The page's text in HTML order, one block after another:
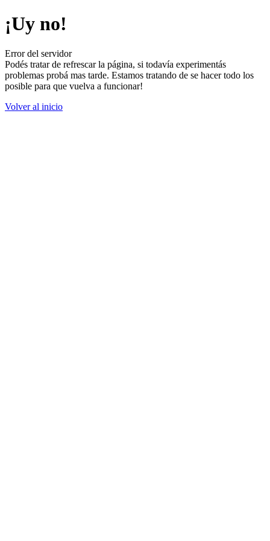
¡Uy no!
Error del servidor
Podés tratar de refrescar la página, si todavía experimentás
problemas probá mas tarde. Estamos tratando de se hacer todo los
posible para que vuelva a funcionar!
Volver al inicio